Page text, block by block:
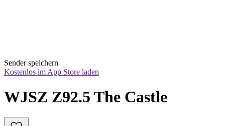
Sender speichern
Kostenlos im App Store laden
WJSZ Z92.5 The Castle